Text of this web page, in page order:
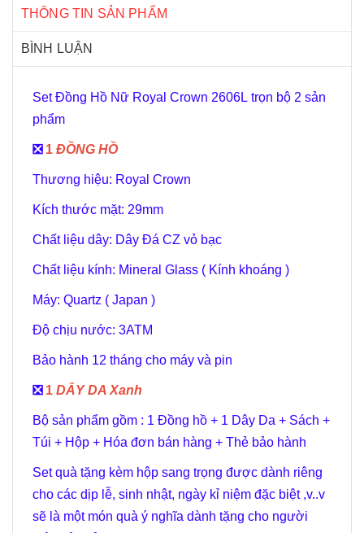
THÔNG TIN SẢN PHẨM
BÌNH LUẬN
Set Đồng Hồ Nữ Royal Crown 2606L trọn bộ 2 sản
phẩm
️❎ 1 ĐỒNG HỒ
Thương hiệu: Royal Crown
Kích thước mặt: 29mm
Chất liệu dây: Dây Đá CZ vỏ bạc
Chất liệu kính: Mineral Glass ( Kính khoáng )
Máy: Quartz ( Japan )
Độ chịu nước: 3ATM
Bảo hành 12 tháng cho máy và pin
️❎ 1 DÂY DA Xanh
Bộ sản phẩm gồm : 1 Đồng hồ + 1 Dây Da + Sách +
Túi + Hộp + Hóa đơn bán hàng + Thẻ bảo hành
Set quà tặng kèm hộp sang trọng được dành riêng
cho các dịp lễ, sinh nhật, ngày kỉ niệm đặc biệt ,v..v
sẽ là một món quà ý nghĩa dành tặng cho người